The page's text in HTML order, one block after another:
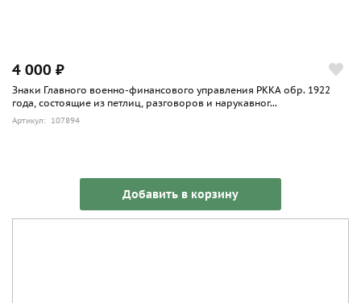
4 000 ₽
Знаки Главного военно-финансового управления РККА обр. 1922
года, состоящие из петлиц, разговоров и нарукавног...
Артикул: 107894
Добавить в корзину